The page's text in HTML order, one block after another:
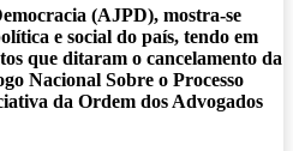
(AJPD), mostra-se
e social do país, tendo em
que ditaram o cancelamento da
Nacional Sobre o Processo
da Ordem dos Advogados